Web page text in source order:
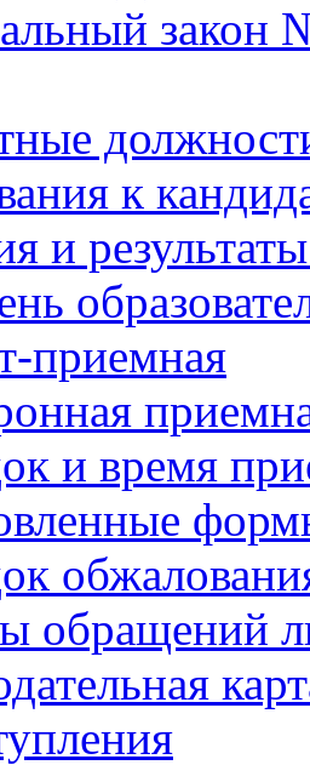
закон
к
и
приемная
и время
обращений